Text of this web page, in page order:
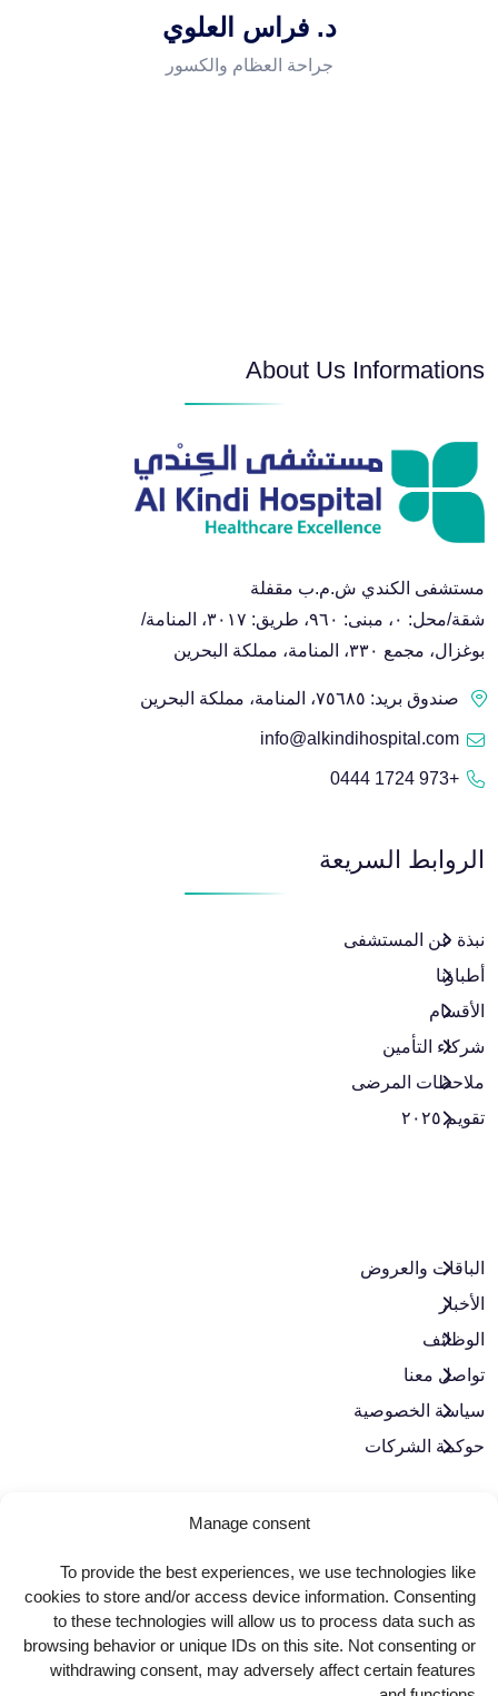
Manage consent
To provide the best experiences, we use technologies like
cookies to store and/or access device information. Consenting
to these technologies will allow us to process data such as
browsing behavior or unique IDs on this site. Not consenting or
withdrawing consent, may adversely affect certain features
التخدير وإدارة الألم
د. فراس العلوي
جراحة العظام والكسور
About Us Informations
مستشفى الكندي ش.م.ب مقفلة
شقة/محل: ٠، مبنى: ٩٦٠، طريق: ٣٠١٧، المنامة/
بوغزال، مجمع ٣٣٠، المنامة، مملكة البحرين
صندوق بريد: ٧٥٦٨٥، المنامة، مملكة البحرين
info@alkindihospital.com
+973 1724 0444
الروابط السريعة
نبذة عن المستشفى
أطباؤنا
الأقسام
شركاء التأمين
ملاحظات المرضى
تقويم ٢٠٢٥
الباقات والعروض​
الأخبار
الوظائف
تواصل معنا
سياسة الخصوصية
حوكمة الشركات